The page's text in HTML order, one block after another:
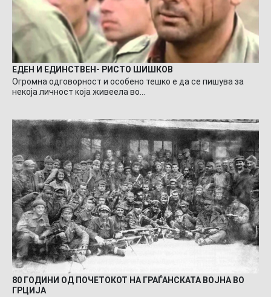
ЕДЕН И ЕДИНСТВЕН- РИСТО ШИШКОВ
Огромна одговорност и особено тешко е да се пишува за
некоја личност која живеела во…
80 ГОДИНИ ОД ПОЧЕТОКОТ НА ГРАЃАНСКАТА ВОЈНА ВО
ГРЦИЈА